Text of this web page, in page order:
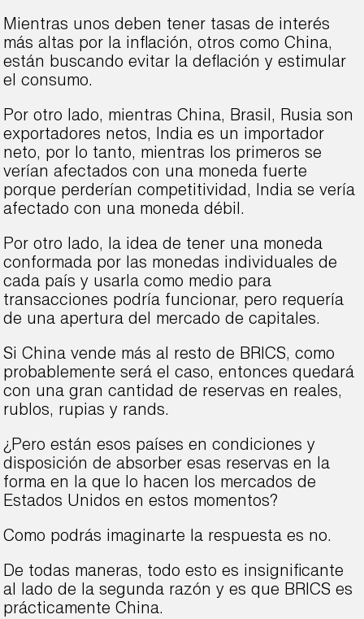
Mientras unos deben tener tasas de interés
más altas por la inflación, otros como China,
están buscando evitar la deflación y estimular
el consumo.
Por otro lado, mientras China, Brasil, Rusia son
exportadores netos, India es un importador
neto, por lo tanto, mientras los primeros se
verían afectados con una moneda fuerte
porque perderían competitividad, India se vería
afectado con una moneda débil.
Por otro lado, la idea de tener una moneda
conformada por las monedas individuales de
cada país y usarla como medio para
transacciones podría funcionar, pero requería
de una apertura del mercado de capitales.
Si China vende más al resto de BRICS, como
probablemente será el caso, entonces quedará
con una gran cantidad de reservas en reales,
rublos, rupias y rands.
¿Pero están esos países en condiciones y
disposición de absorber esas reservas en la
forma en la que lo hacen los mercados de
Estados Unidos en estos momentos?
Como podrás imaginarte la respuesta es no.
De todas maneras, todo esto es insignificante
al lado de la segunda razón y es que BRICS es
prácticamente China.